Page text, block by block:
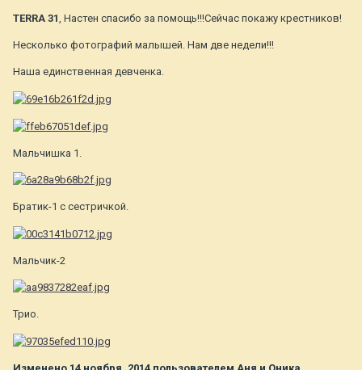
TERRA 31, Настен спасибо за помощь!!!Сейчас покажу крестников!
Несколько фотографий малышей. Нам две недели!!!
Наша единственная девченка.
Мальчишка 1.
Братик-1 с сестричкой.
Мальчик-2
Трио.